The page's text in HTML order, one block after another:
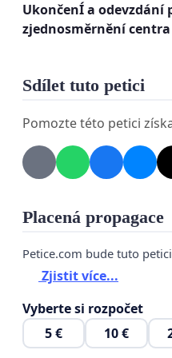
Rozhodnutí bylo přijato
alternativních řešení,
Žádáme vedení města o:
- Přehodnocení
dopravu za účelem
životaschopnost centra
potřeby všech skupin
UkončenÍ a odevzdání
zjednosměrnění
Sdílet tuto petici
Pomozte této petici
Placená propagace
Petice.com bude tuto
Zjistit více...
Vyberte si rozpočet
5 €
10 €